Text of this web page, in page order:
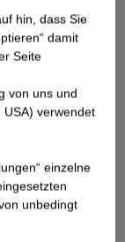
hin, dass Sie
damit
Seite
von uns und
verwendet
einzelne
unbedingt